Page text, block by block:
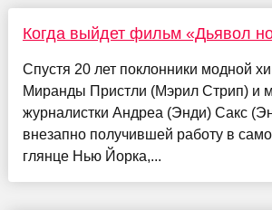
Когда выйдет фильм «Дьявол
Спустя 20 лет поклонники модной
Миранды Пристли (Мэрил Стрип) и
журналистки Андреа (Энди) Сакс
внезапно получившей работу в
глянце Нью Йорка,...